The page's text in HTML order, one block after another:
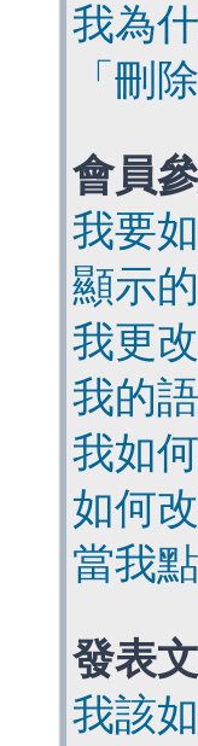
我為
「刪
會員
我要
顯示
我更
我的
我如
如何
當我
發表
我該